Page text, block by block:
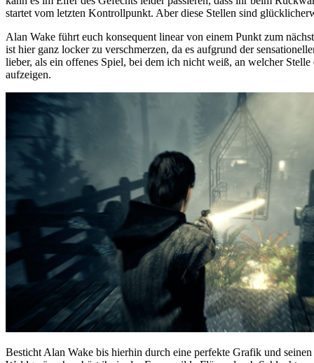
startet vom letzten Kontrollpunkt. Aber diese Stellen sind
Alan Wake führt euch konsequent linear von einem Punkt zum
ist hier ganz locker zu verschmerzen, da es aufgrund der
lieber, als ein offenes Spiel, bei dem ich nicht weiß, an welcher
aufzeigen.
Besticht Alan Wake bis hierhin durch eine perfekte Grafik und